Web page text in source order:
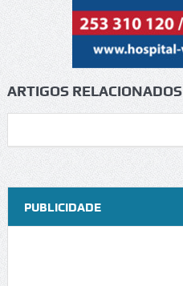
ARTIGOS RELACIONADOS
PUBLICIDADE